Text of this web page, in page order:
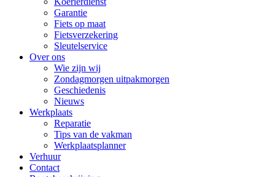
Garantie
Fiets op maat
Fietsverzekering
Sleutelservice
Over ons
Wie zijn wij
Zondagmorgen uitpakmorgen
Geschiedenis
Nieuws
Werkplaats
Reparatie
Tips van de vakman
Werkplaatsplanner
Verhuur
Contact